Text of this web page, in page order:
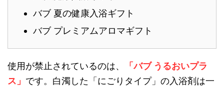
バブ 夏の健康入浴ギフト
バブ プレミアムアロマギフト
使用が禁止されているのは、
「バブ うるおいプラ
ス」 です。白濁した「にごりタイプ」の入浴剤は一